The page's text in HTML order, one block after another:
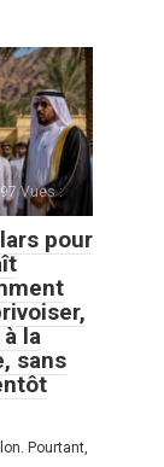
Vues :
pour
la
sans
Pourtant,